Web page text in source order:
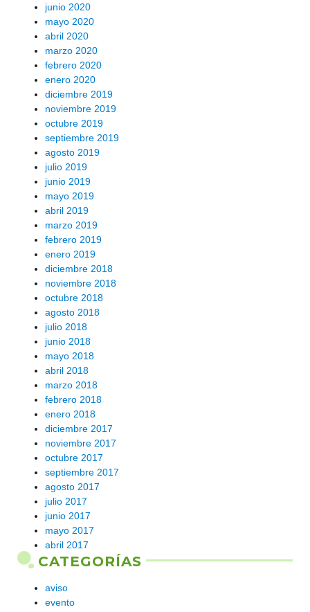
junio 2020
mayo 2020
abril 2020
marzo 2020
febrero 2020
enero 2020
diciembre 2019
noviembre 2019
octubre 2019
septiembre 2019
agosto 2019
julio 2019
junio 2019
mayo 2019
abril 2019
marzo 2019
febrero 2019
enero 2019
diciembre 2018
noviembre 2018
octubre 2018
agosto 2018
julio 2018
junio 2018
mayo 2018
abril 2018
marzo 2018
febrero 2018
enero 2018
diciembre 2017
noviembre 2017
octubre 2017
septiembre 2017
agosto 2017
julio 2017
junio 2017
mayo 2017
abril 2017
CATEGORÍAS
aviso
evento